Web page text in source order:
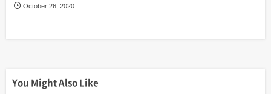
October 26 ,2020
You Might Also Like